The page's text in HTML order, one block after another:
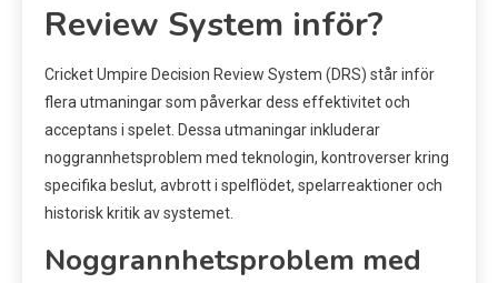
Review System inför?
Cricket Umpire Decision Review System (DRS) står inför
flera utmaningar som påverkar dess effektivitet och
acceptans i spelet. Dessa utmaningar inkluderar
noggrannhetsproblem med teknologin, kontroverser kring
specifika beslut, avbrott i spelflödet, spelarreaktioner och
historisk kritik av systemet.
Noggrannhetsproblem med